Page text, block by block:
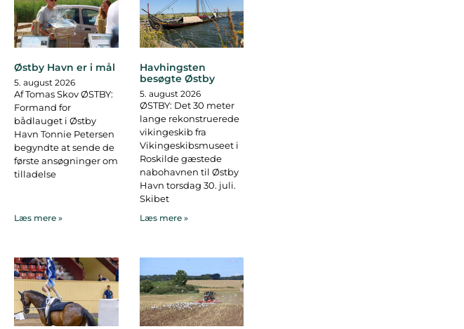
Østby Havn er i mål
5. august 2026
Af Tomas Skov ØSTBY:
Formand for
bådlauget i Østby
Havn Tonnie Petersen
begyndte at sende de
første ansøgninger om
tilladelse
Læs mere »
Havhingsten
besøgte Østby
5. august 2026
ØSTBY: Det 30 meter
lange rekonstruerede
vikingeskib fra
Vikingeskibsmuseet i
Roskilde gæstede
nabohavnen til Østby
Havn torsdag 30. juli.
Skibet
Læs mere »